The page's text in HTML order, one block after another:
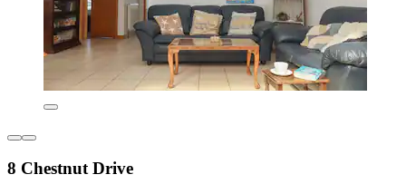
8 Chestnut Drive